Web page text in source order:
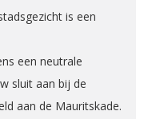
is een
een neutrale
sluit aan bij de
aan de Mauritskade.